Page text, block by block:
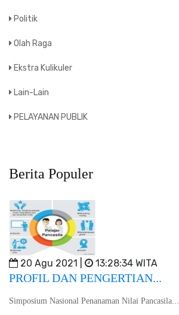
Politik
Olah Raga
Ekstra Kulikuler
Lain-Lain
PELAYANAN PUBLIK
Berita Populer
20 Agu 2021 | 13:28:34 WITA
PROFIL DAN PENGERTIAN...
Simposium Nasional Penanaman Nilai Pancasila...